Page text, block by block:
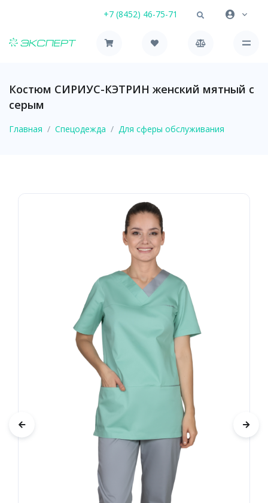
+7 (8452) 46-75-71
Костюм СИРИУС-КЭТРИН женский мятный с
серым
Главная Спецодежда Для сферы обслуживания